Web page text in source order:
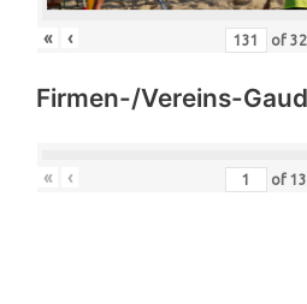
« ‹ of
Firmen-/Vereins-
« ‹ of